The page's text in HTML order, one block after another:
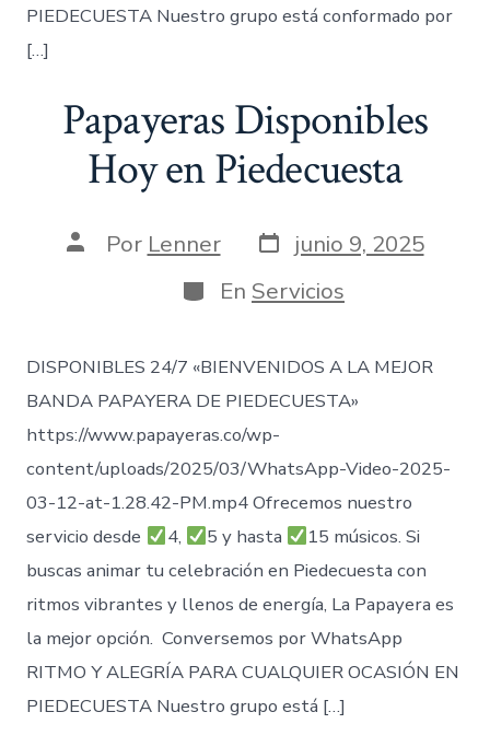
PIEDECUESTA Nuestro grupo está conformado por
[…]
Papayeras Disponibles
Hoy en Piedecuesta
AutorPor Lenner Fecha
de
publicación
junio 9, 2025
Categorías
En Servicios
DISPONIBLES 24/7 «BIENVENIDOS A LA MEJOR
BANDA PAPAYERA DE PIEDECUESTA»
https://www.papayeras.co/wp-
content/uploads/2025/03/WhatsApp-Video-2025-
03-12-at-1.28.42-PM.mp4 Ofrecemos nuestro
servicio desde
4, 5 y hasta
15 músicos. Si
buscas animar tu celebración en Piedecuesta con
ritmos vibrantes y llenos de energía, La Papayera es
la mejor opción. Conversemos por WhatsApp
RITMO Y ALEGRÍA PARA CUALQUIER OCASIÓN EN
PIEDECUESTA Nuestro grupo está […]